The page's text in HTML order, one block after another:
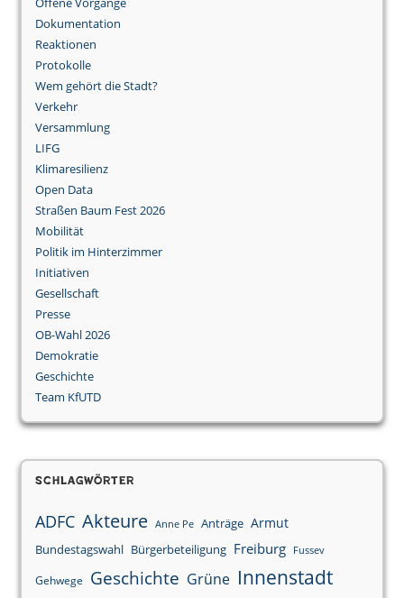
Dokumentation
Reaktionen
Protokolle
Wem gehört die Stadt?
Verkehr
Versammlung
LIFG
Klimaresilienz
Open Data
Straßen Baum Fest 2026
Mobilität
Politik im Hinterzimmer
Initiativen
Gesellschaft
Presse
OB-Wahl 2026
Demokratie
Geschichte
Team KfUTD
Schlagwörter
ADFC Akteure Anne Pe Anträge Armut
Bundestagswahl Bürgerbeteiligung Freiburg Fussev
Gehwege Geschichte Grüne Innenstadt